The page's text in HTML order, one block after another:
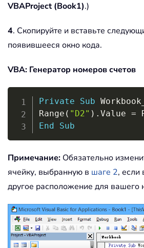
VBAProject (Book1).)
4. Скопируйте и вставьте
появившееся окно кода.
VBA: Генератор номеров счетов
Private Sub
Range ( "D2" ) . Value =
End
Sub
Примечание: Обязательно
ячейку, выбранную в шаге 2, если
другое расположение для вашего